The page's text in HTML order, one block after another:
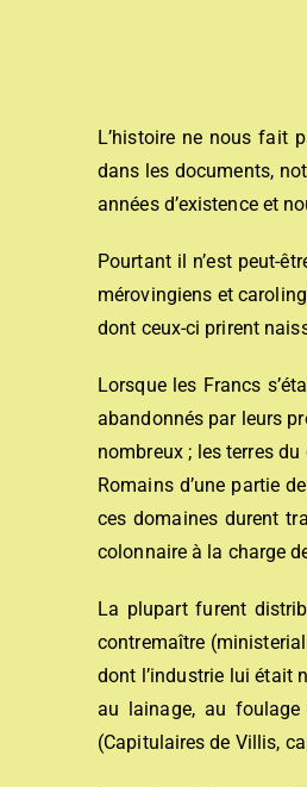
L’histoire ne nous fait
dans les documents,
années d’existence et
Pourtant il n’est peut-
mérovingiens et
dont ceux-ci prirent
Lorsque les Francs
abandonnés par leurs
nombreux ; les terres
Romains d’une partie
ces domaines durent
colonnaire à la charge
La plupart furent
contremaître
dont l’industrie lui était
au lainage, au
(Capitulaires de Villis,